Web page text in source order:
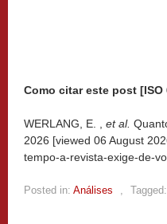
Como citar este post [ISO
WERLANG, E. , et al.
2026 [viewed 06 August
tempo-a-revista-exige-de-
Posted in: Análises , Tagged: